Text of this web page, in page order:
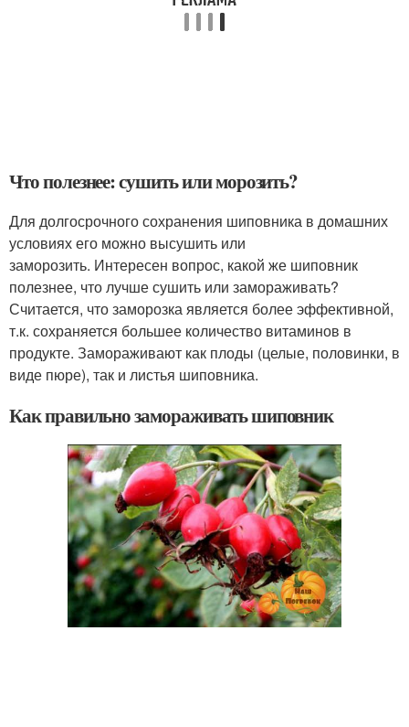
Что полезнее: сушить или морозить?
Для долгосрочного сохранения шиповника в домашних
условиях его можно высушить или
заморозить. Интересен вопрос, какой же шиповник
полезнее, что лучше сушить или замораживать?
Считается, что заморозка является более эффективной,
т.к. сохраняется большее количество витаминов в
продукте. Замораживают как плоды (целые, половинки, в
виде пюре), так и листья шиповника.
Как правильно замораживать шиповник